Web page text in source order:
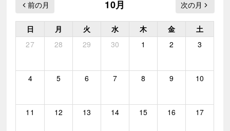
10月
日 月 火 水 木 金
土
27
28 29 30 1 2 3
4 5 6 7 8 9 10
11 12 13 14 15 16 17